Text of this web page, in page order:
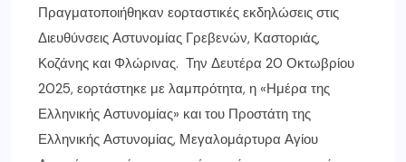
Πραγματοποιήθηκαν εορταστικές εκδηλώσεις στις
Διευθύνσεις Αστυνομίας Γρεβενών, Καστοριάς,
Κοζάνης και Φλώρινας. Την Δευτέρα 20 Οκτωβρίου
2025, εορτάστηκε με λαμπρότητα, η «Ημέρα της
Ελληνικής Αστυνομίας» και του Προστάτη της
Ελληνικής Αστυνομίας, Μεγαλομάρτυρα Αγίου